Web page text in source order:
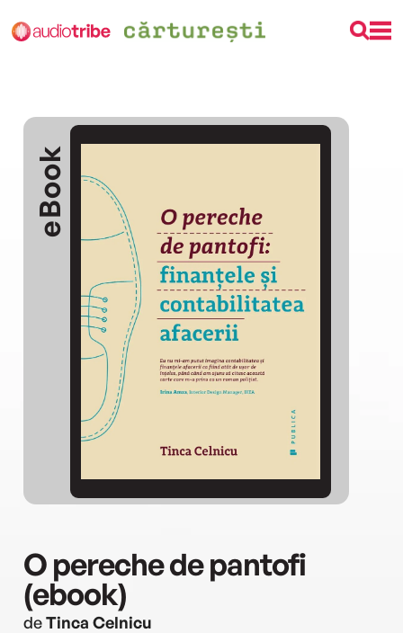
eBook
O pereche de pantofi
(ebook)
deTinca Celnicu